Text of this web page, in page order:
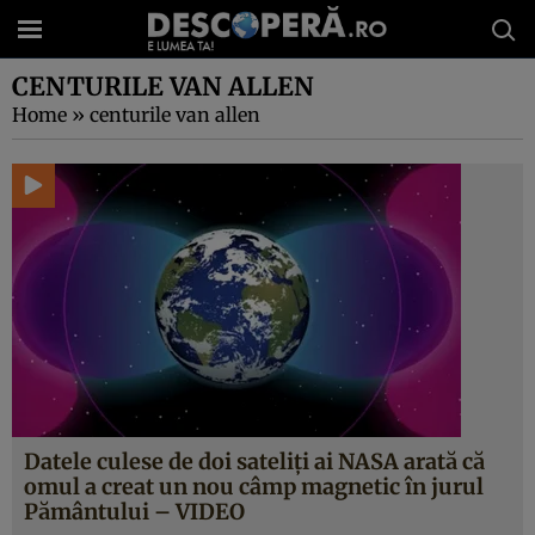
CENTURILE VAN ALLEN
Home » centurile van allen
Datele culese de doi sateliţi ai NASA arată că
omul a creat un nou câmp magnetic în jurul
Pământului – VIDEO